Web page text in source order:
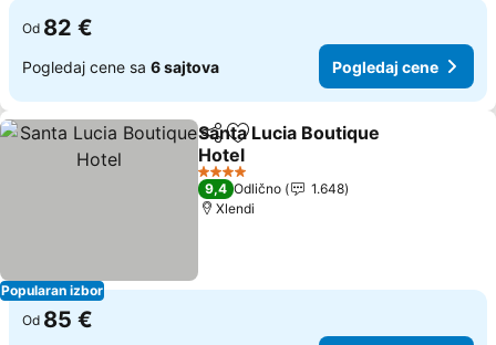
Od 82 €
Pogledaj cene sa 6 sajtova Pogledaj cene
Popularan izbor
Deli Dodati u favorite
Santa Lucia Boutique
Hotel
4 Zvezdice
9,4 Odlično
1.648
Xlendi
Od 85 €